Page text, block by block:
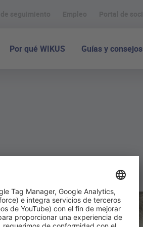
Por qué WIKUS Guías y consejos